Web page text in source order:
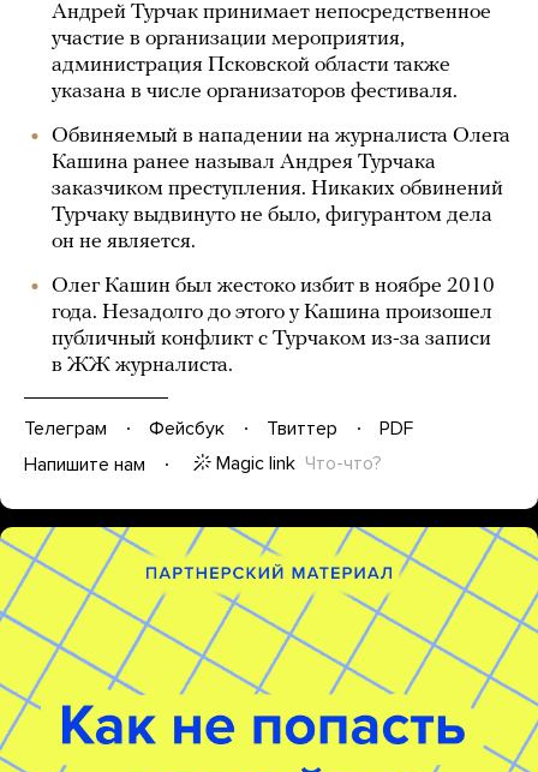
Андрей Турчак принимает непосредственное
участие в организации мероприятия,
администрация Псковской области также
указана в числе организаторов фестиваля.
Обвиняемый в нападении на журналиста Олега
Кашина ранее называл Андрея Турчака
заказчиком преступления. Никаких обвинений
Турчаку выдвинуто не было, фигурантом дела
он не является.
Олег Кашин был жестоко избит в ноябре 2010
года. Незадолго до этого у Кашина произошел
публичный конфликт с Турчаком из-за записи
в ЖЖ журналиста.
Телеграм Фейсбук Твиттер
PDF
Напишите нам
Magic link Что-что?